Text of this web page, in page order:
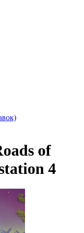
of
4